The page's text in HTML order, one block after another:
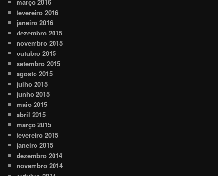
março 2016
fevereiro 2016
janeiro 2016
dezembro 2015
novembro 2015
outubro 2015
setembro 2015
agosto 2015
julho 2015
junho 2015
maio 2015
abril 2015
março 2015
fevereiro 2015
janeiro 2015
dezembro 2014
novembro 2014